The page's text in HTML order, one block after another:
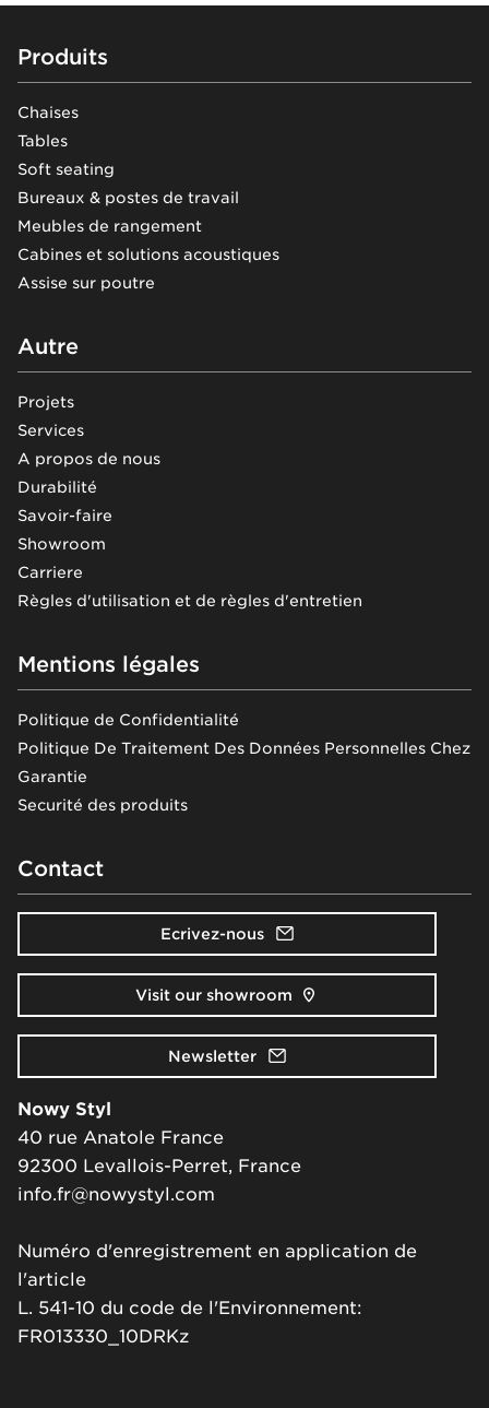
Footer
Produits
Chaises
Tables
Soft seating
Bureaux & postes de travail
Meubles de rangement
Cabines et solutions acoustiques
Assise sur poutre
Autre
Projets
Services
A propos de nous
Durabilité
Savoir-faire
Showroom
Carriere
Règles d'utilisation et de règles d'entretien
Mentions légales
Politique de Confidentialité
Politique De Traitement Des Données Personnelles Chez
Garantie
Securité des produits
Contact
Ecrivez-nous
Visit our showroom
Newsletter
Nowy Styl
40 rue Anatole France
92300 Levallois-Perret, France
info.fr@nowystyl.com
Numéro d'enregistrement en application de
l'article
L. 541-10 du code de l'Environnement:
FR013330_10DRKz